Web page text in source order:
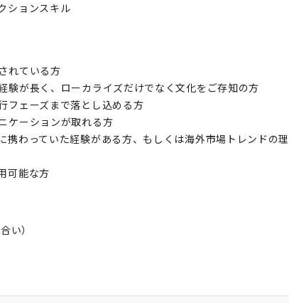
ションスキル
れている方
験が長く、ローカライズだけでなく文化をご存知の方
フェーズまで落とし込める方
ケーションが取れる方
携わっていた経験がある方、もしくは海外市場トレンドの
可能な方
い）